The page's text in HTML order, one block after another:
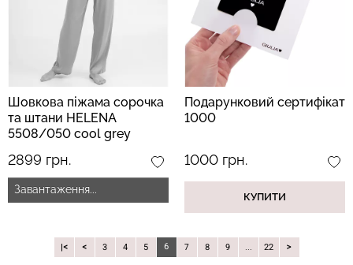
Шовкова піжама сорочка
та штани HELENA
5508/050 cool grey
2899 грн.
Завантаження...
Подарунковий сертифікат
1000
1000 грн.
КУПИТИ
| 3 4 5 6 7 8 9 ... 22